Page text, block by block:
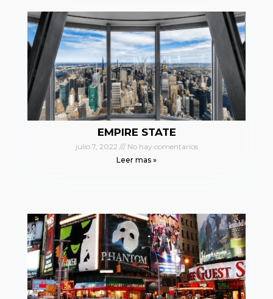
EMPIRE STATE
julio 7, 2022
No hay comentarios
Leer mas »